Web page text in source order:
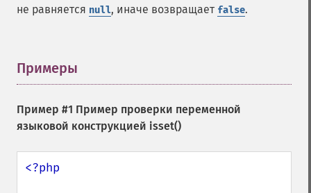
не равняется null, иначе возвращает false.
Примеры
Пример #1 Пример проверки переменной
языковой конструкцией isset()
<?php